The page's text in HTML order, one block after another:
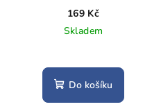
169 Kč
Skladem
Do košíku